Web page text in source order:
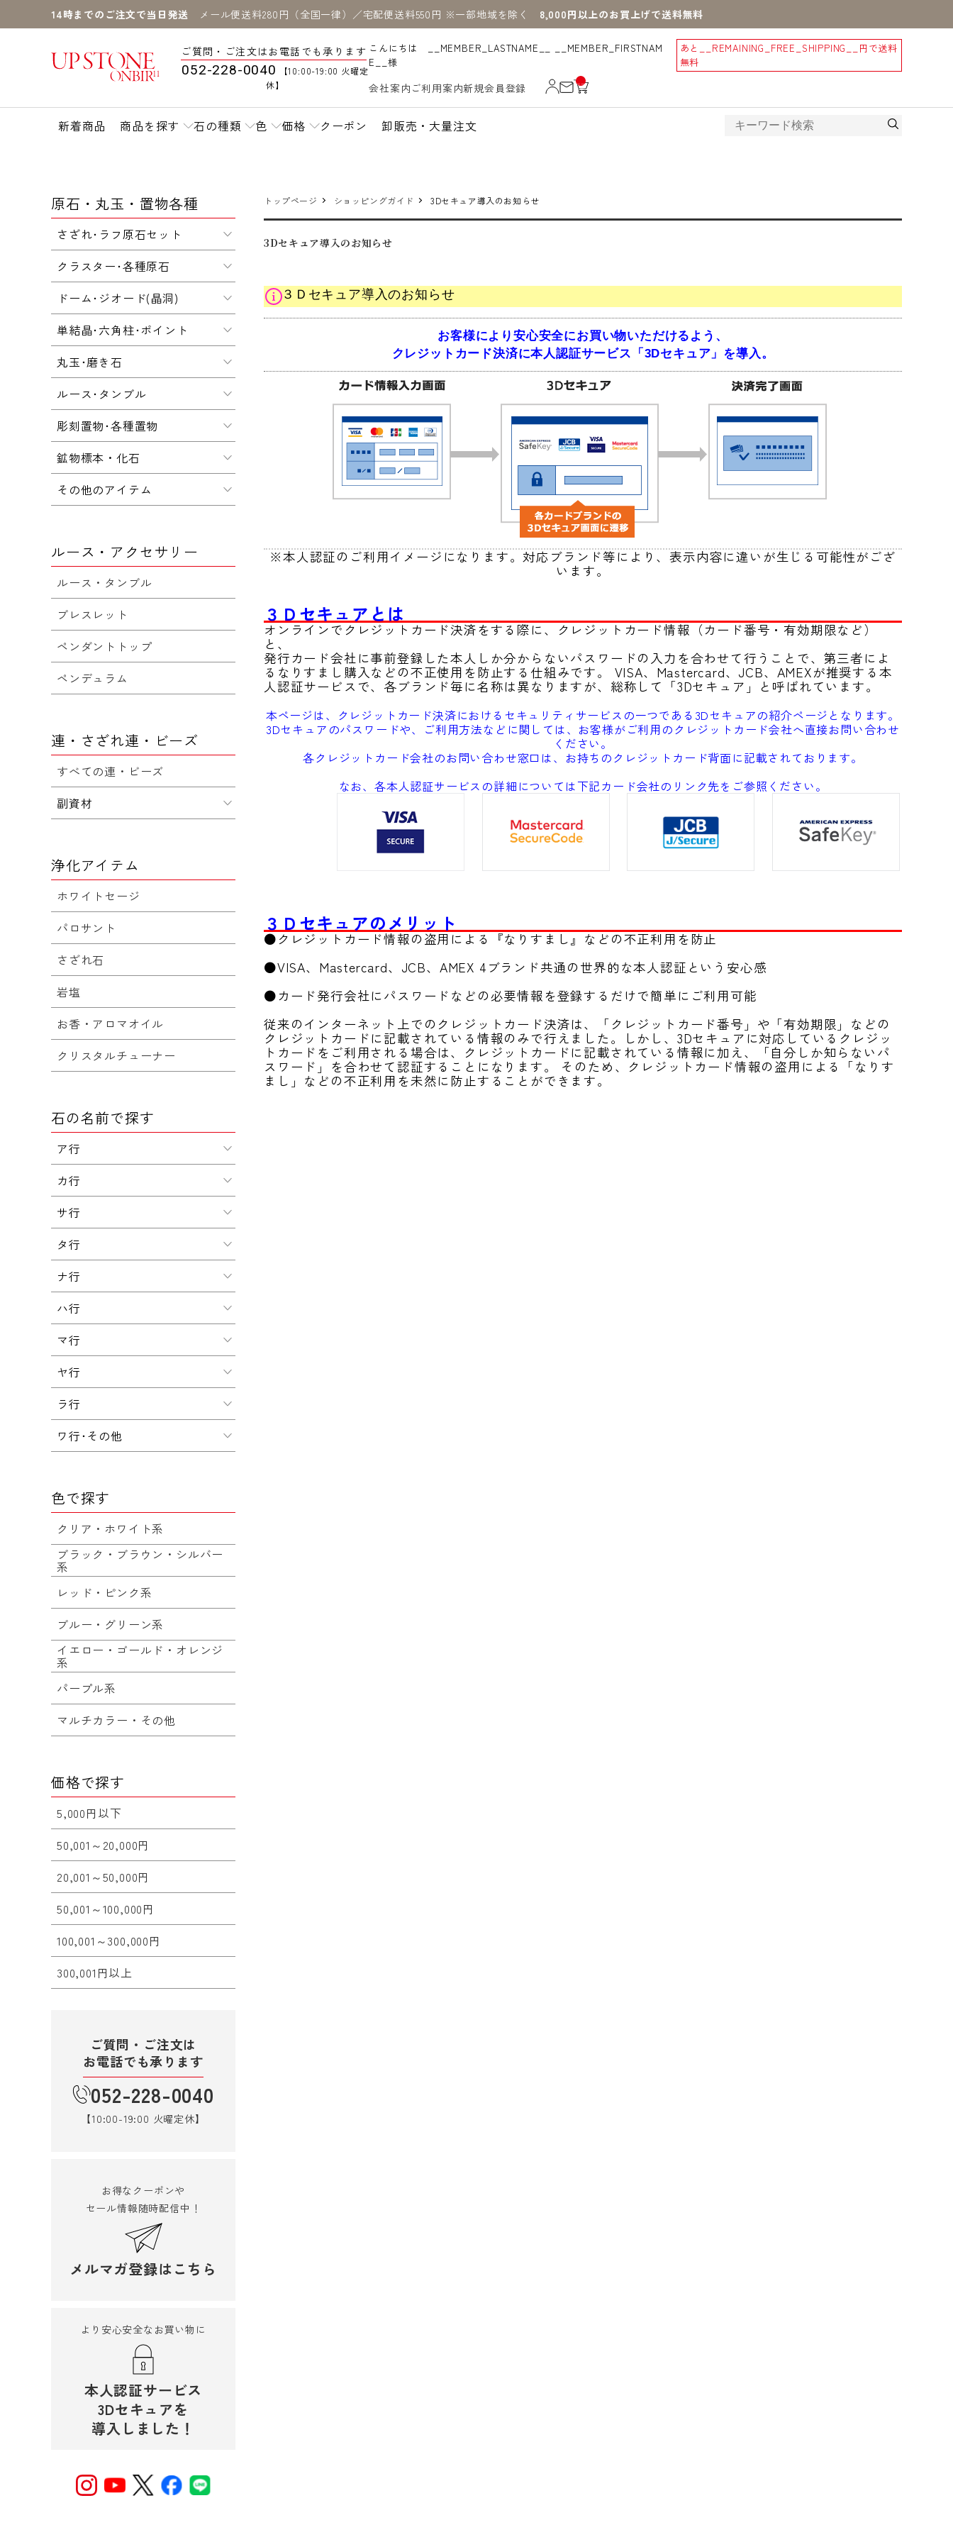
14時までのご注文で当日発送 メール便送料280円（全国一律）／宅配便送料550円 ※一部地域を除く 8,000円以上のお買上げで送料無料
ご質問・ご注文はお電話でも承ります
052-228-0040
【10:00-19:00 火曜定
休】
こんにちは __MEMBER_LASTNAME__ __MEMBER_FIRSTNAM
E__様
あと __REMAINING_FREE_SHIPPING__
円で送料
無料
会社案内 ご利用案内新規会員登録
__
IT
_C
新着商品 商品を探す 石の種類 色 価格 クーポン 卸販売・大量注文
トップページ ショッピングガイド 3Dセキュア導入のお知らせ
3Dセキュア導入のお知らせ
３Ｄセキュア導入のお知らせ
お客様により安心安全にお買い物いただけるよう、
クレジットカード決済に本人認証サービス「3Dセキュア」を導入。
※本人認証のご利用イメージになります。対応ブランド等により、表示内容に違いが生じる可能性がござ
います。
３Ｄセキュアとは
オンラインでクレジットカード決済をする際に、クレジットカード情報（カード番号・有効期限など）
と、
発行カード会社に事前登録した本人しか分からないパスワードの入力を合わせて行うことで、第三者によ
るなりすまし購入などの不正使用を防止する仕組みです。 VISA、Mastercard、JCB、AMEXが推奨する本
人認証サービスで、各ブランド毎に名称は異なりますが、総称して「3Dセキュア」と呼ばれています。
本ページは、クレジットカード決済におけるセキュリティサービスの一つである3Dセキュアの紹介ページとなります。
3Dセキュアのパスワードや、ご利用方法などに関しては、お客様がご利用のクレジットカード会社へ直接お問い合わせ
ください。
各クレジットカード会社のお問い合わせ窓口は、お持ちのクレジットカード背面に記載されております。
なお、各本人認証サービスの詳細については下記カード会社のリンク先をご参照ください。
３Ｄセキュアのメリット
●クレジットカード情報の盗用による『なりすまし』などの不正利用を防止
●VISA、Mastercard、JCB、AMEX 4ブランド共通の世界的な本人認証という安心感
●カード発行会社にパスワードなどの必要情報を登録するだけで簡単にご利用可能
従来のインターネット上でのクレジットカード決済は、「クレジットカード番号」や「有効期限」などの
クレジットカードに記載されている情報のみで行えました。しかし、3Dセキュアに対応しているクレジッ
トカードをご利用される場合は、クレジットカードに記載されている情報に加え、「自分しか知らないパ
スワード」を合わせて認証することになります。 そのため、クレジットカード情報の盗用による「なりす
まし」などの不正利用を未然に防止することができます。
原石・丸玉・置物各種
さざれ･ラフ原石セット
クラスター･各種原石
ドーム･ジオード(晶洞)
単結晶･六角柱･ポイント
丸玉･磨き石
ルース･タンブル
彫刻置物･各種置物
鉱物標本・化石
その他のアイテム
ルース・アクセサリー
ルース・タンブル
ブレスレット
ペンダントトップ
ペンデュラム
連・さざれ連・ビーズ
すべての連・ビーズ
副資材
浄化アイテム
ホワイトセージ
パロサント
さざれ石
岩塩
お香・アロマオイル
クリスタルチューナー
石の名前で探す
ア行
カ行
サ行
タ行
ナ行
ハ行
マ行
ヤ行
ラ行
ワ行･その他
色で探す
クリア・ホワイト系
ブラック・ブラウン・シルバー
系
レッド・ピンク系
ブルー・グリーン系
イエロー・ゴールド・オレンジ
系
パープル系
マルチカラー・その他
価格で探す
5,000円以下
50,001～20,000円
20,001～50,000円
50,001～100,000円
100,001～300,000円
300,001円以上
ご質問・ご注文は
お電話でも承ります
052-228-0040
【10:00-19:00 火曜定休】
お得なクーポンや
セール情報随時配信中！
メルマガ登録はこちら
より安心安全なお買い物に
本人認証サービス
3Dセキュアを
導入しました！